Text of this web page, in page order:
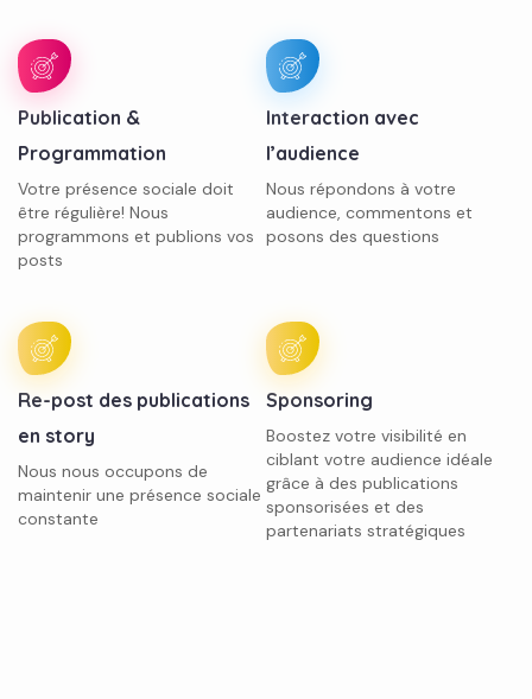
Publication &
Programmation
Votre présence sociale doit
être régulière! Nous
programmons et publions vos
posts
Interaction avec
l’audience
Nous répondons à votre
audience, commentons et
posons des questions
Re-post des publications
en story
Nous nous occupons de
maintenir une présence sociale
constante
Sponsoring
Boostez votre visibilité en
ciblant votre audience idéale
grâce à des publications
sponsorisées et des
partenariats stratégiques